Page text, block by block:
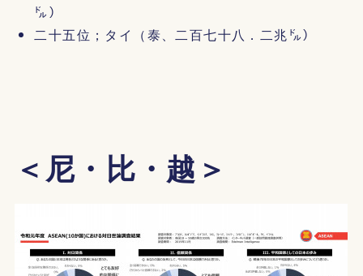
㌦）
二十五位；タイ（泰、二百七十八．二兆㌦）
＜尼・比・越＞